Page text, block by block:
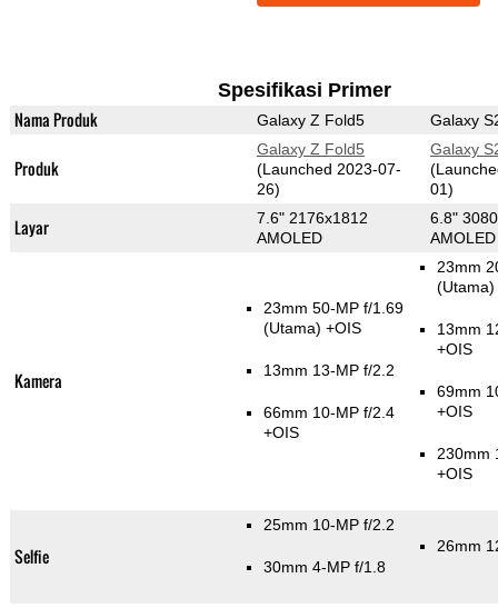
Spesifikasi Primer
Nama Produk Galaxy Z Fold5 Galaxy
Produk
Galaxy Z Fold5
(Launched 2023-07-
26)
Galaxy
01)
Layar
7.6" 2176x1812
AMOLED
6.8"
AMOLED
Kamera
23mm 50-MP f/1.69
(Utama) +OIS
13mm 13-MP f/2.2
66mm 10-MP f/2.4
+OIS
23mm
(Utama)
13mm
+OIS
69mm
+OIS
230mm
+OIS
Selfie
25mm 10-MP f/2.2
30mm 4-MP f/1.8
26mm